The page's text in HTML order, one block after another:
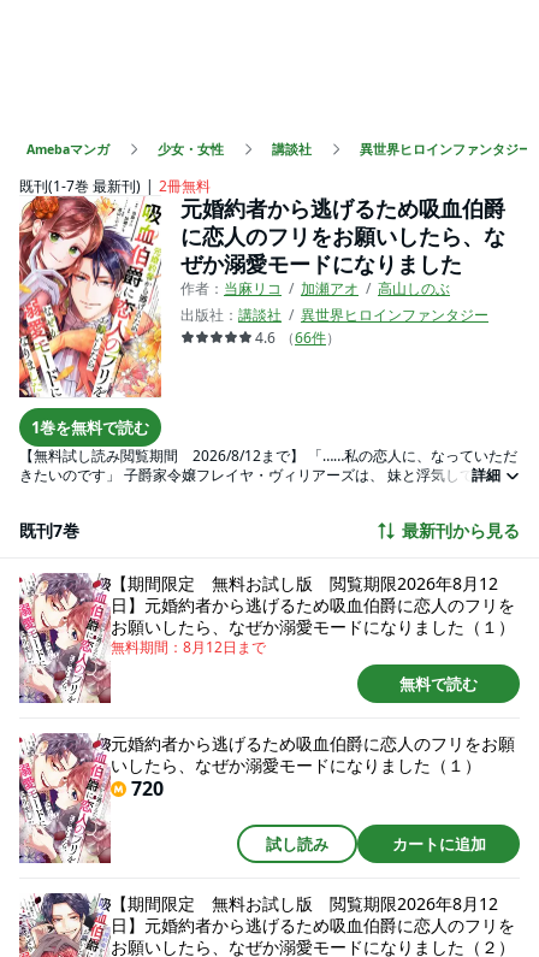
Amebaマンガ 少女・女性 講談社 異世界ヒロインファンタジー
既刊(1-7巻 最新刊) 2冊無料
1巻を無料で読む
元婚約者から逃げるため吸血伯爵
に恋人のフリをお願いしたら、な
ぜか溺愛モードになりました
作者： 当麻リコ 加瀬アオ
高山しのぶ
出版社： 講談社
異世界ヒロインファンタジー
4.6
（66件）
【無料試し読み閲覧期間 2026/8/12まで】 「……私の恋人に、なっていただ
きたいのです」 子爵家令嬢フレイヤ・ヴィリアーズは、 妹と浮気して婚約破
れるブラッドベリ伯爵の元を訪れる。 そして、ダメで元々、と恋人のフリを
獲得で大人気☆ イタズラ吸血鬼（！？）と人生大逆転ラブ！
詳細
既刊7巻 最新刊から見る
【期間限定 無料お試し版 閲覧期限2026年8月12
日】元婚約者から逃げるため吸血伯爵に恋人のフリを
お願いしたら、なぜか溺愛モードになりました（１）
無料期間： 8月12日 まで
無料で読む
元婚約者から逃げるため吸血伯爵に恋人のフリをお願
いしたら、なぜか溺愛モードになりました（１）
720
試し読み カートに追加
【期間限定 無料お試し版 閲覧期限2026年8月12
日】元婚約者から逃げるため吸血伯爵に恋人のフリを
お願いしたら、なぜか溺愛モードになりました（２）